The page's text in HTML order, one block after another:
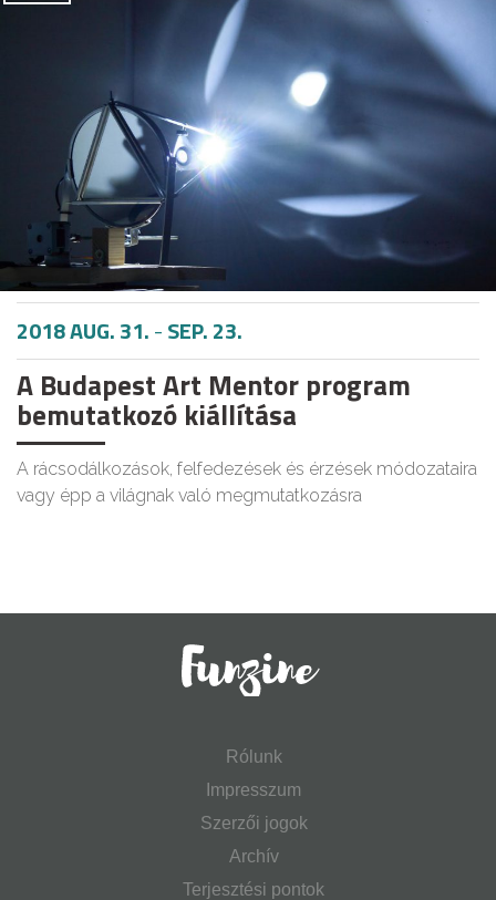
2018 AUG. 31.-SEP. 23.
A Budapest Art Mentor program
bemutatkozó kiállítása
A rácsodálkozások, felfedezések és érzések módozataira
vagy épp a világnak való megmutatkozásra
Rólunk
Impresszum
Szerzői jogok
Archív
Terjesztési pontok